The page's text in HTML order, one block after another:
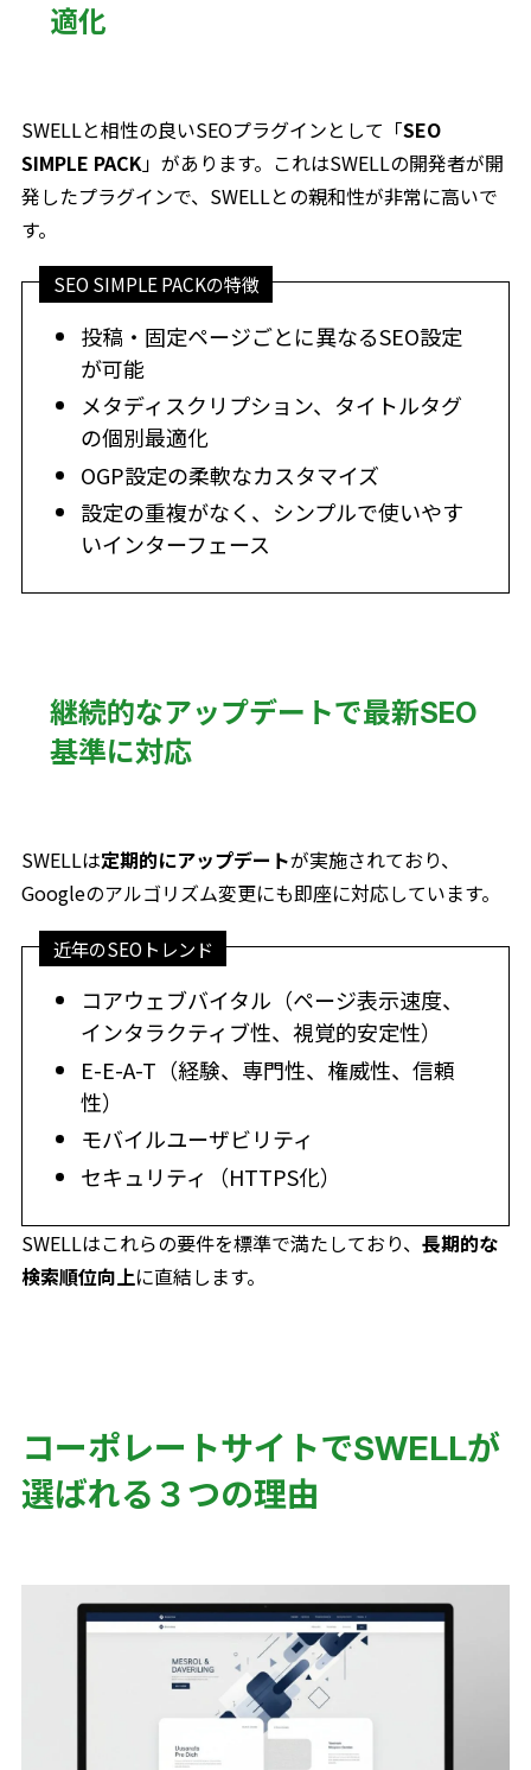
適化
SWELLと相性の良いSEOプラグインとして「SEO
SIMPLE PACK 」があります。これはSWELLの開発者が開
発したプラグインで、SWELLとの親和性が非常に高いで
す。
SEO SIMPLE PACKの特徴
投稿・固定ページごとに異なるSEO設定
が可能
メタディスクリプション、タイトルタグ
の個別最適化
OGP設定の柔軟なカスタマイズ
設定の重複がなく、シンプルで使いやす
いインターフェース
継続的なアップデートで最新SEO
基準に対応
SWELLは定期的にアップデートが実施されており、
Googleのアルゴリズム変更にも即座に対応しています。
近年のSEOトレンド
コアウェブバイタル（ページ表示速度、
インタラクティブ性、視覚的安定性）
E-E-A-T（経験、専門性、権威性、信頼
性）
モバイルユーザビリティ
セキュリティ（HTTPS化）
SWELLはこれらの要件を標準で満たしており、 長期的な
検索順位向上に直結します。
コーポレートサイトでSWELLが
選ばれる３つの理由